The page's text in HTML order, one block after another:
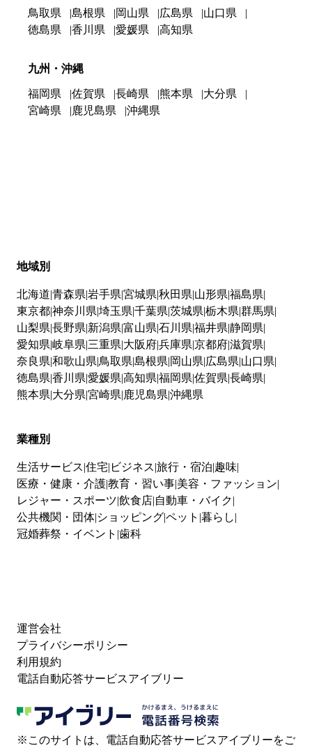
鳥取県 島根県 岡山県 広島県
山口県
徳島県
香川県 愛媛県 高知県
九州・沖縄
福岡県 佐賀県 長崎県 熊本県
大分県
宮崎県
鹿児島県 沖縄県
地域別
北海道 青森県 岩手県 宮城県 秋田県 山形県 福島県
東京都神奈川県 埼玉県 千葉県 茨城県 栃木県 群馬県
山梨県 長野県 新潟県 富山県 石川県 福井県 静岡県
愛知県 岐阜県 三重県 大阪府兵庫県 京都府滋賀県
奈良県 和歌山県 鳥取県 島根県 岡山県 広島県 山口県
徳島県 香川県 愛媛県 高知県 福岡県 佐賀県 長崎県
熊本県 大分県 宮崎県 鹿児島県 沖縄県
業種別
生活サービス 住宅 ビジネス 旅行・宿泊 趣味
医療・健康・介護教育・習い事 美容・ファッション
レジャー・スポーツ 飲食店 自動車・バイク
公共機関・団体 ショッピングペット 暮らし
冠婚葬祭・イベント 歯科
運営会社
プライバシーポリシー
利用規約
電話自動応答サービスアイブリー
※このサイトは、電話自動応答サービスアイブリーをご